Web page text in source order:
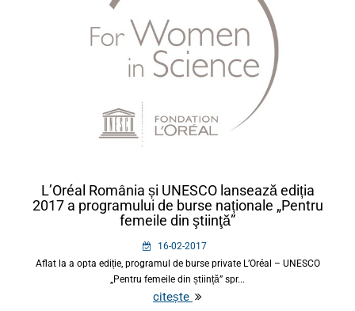
L’Oréal România și UNESCO lansează ediția
2017 a programului de burse naționale „Pentru
femeile din ştiinţă”
16-02-2017
Aflat la a opta ediție, programul de burse private L’Oréal – UNESCO
„Pentru femeile din știință” spr...
citește